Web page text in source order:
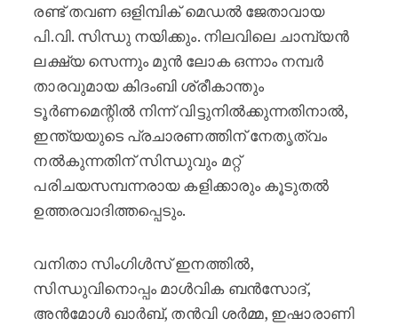
രണ്ട് തവണ ഒളിമ്പിക് മെഡൽ ജേതാവായ
പി.വി. സിന്ധു നയിക്കും. നിലവിലെ ചാമ്പ്യൻ
ലക്ഷ്യ സെന്നും മുൻ ലോക ഒന്നാം നമ്പർ
താരവുമായ കിദംബി ശ്രീകാന്തും
ടൂർണമെന്റിൽ നിന്ന് വിട്ടുനിൽക്കുന്നതിനാൽ,
ഇന്ത്യയുടെ പ്രചാരണത്തിന് നേതൃത്വം
നൽകുന്നതിന് സിന്ധുവും മറ്റ്
പരിചയസമ്പന്നരായ കളിക്കാരും കൂടുതൽ
ഉത്തരവാദിത്തപ്പെടും.
വനിതാ സിംഗിൾസ് ഇനത്തിൽ,
സിന്ധുവിനൊപ്പം മാൾവിക ബൻസോദ്,
അൻമോൾ ഖാർബ്, തൻവി ശർമ്മ, ഇഷാരാണി